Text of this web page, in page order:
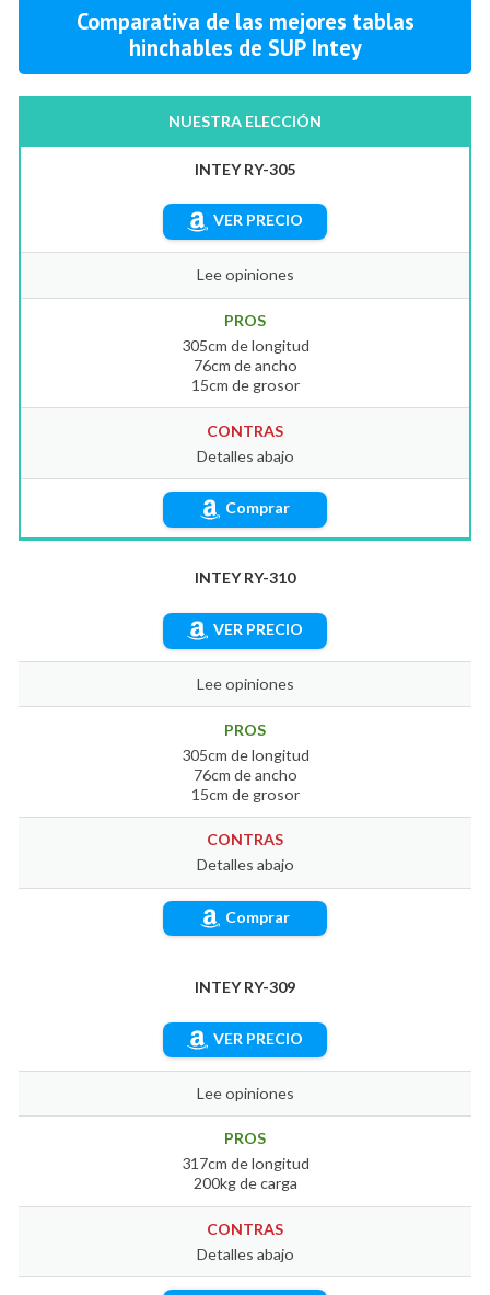
Comparativa de las mejores tablas
hinchables de SUP Intey
NUESTRA ELECCIÓN
INTEY RY-305
VER PRECIO
Lee opiniones
PROS
305cm de longitud
76cm de ancho
15cm de grosor
CONTRAS
Detalles abajo
Comprar
INTEY RY-310
VER PRECIO
Lee opiniones
PROS
305cm de longitud
76cm de ancho
15cm de grosor
CONTRAS
Detalles abajo
Comprar
INTEY RY-309
VER PRECIO
Lee opiniones
PROS
317cm de longitud
200kg de carga
CONTRAS
Detalles abajo